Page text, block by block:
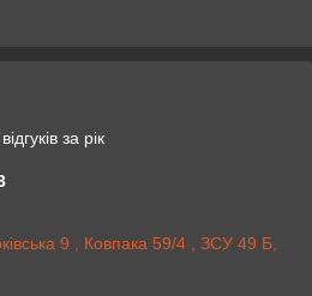
за рік
9 , Ковпака 59/4 , ЗСУ 49 Б,